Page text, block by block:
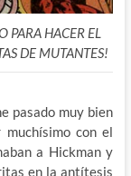
PARA HACER EL
DE MUTANTES!
pasado muy bien
con el
a Hickman y
en la antítesis